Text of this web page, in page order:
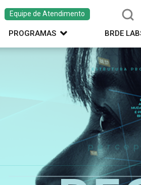
Equipe de Atendimento
PROGRAMAS BRDE